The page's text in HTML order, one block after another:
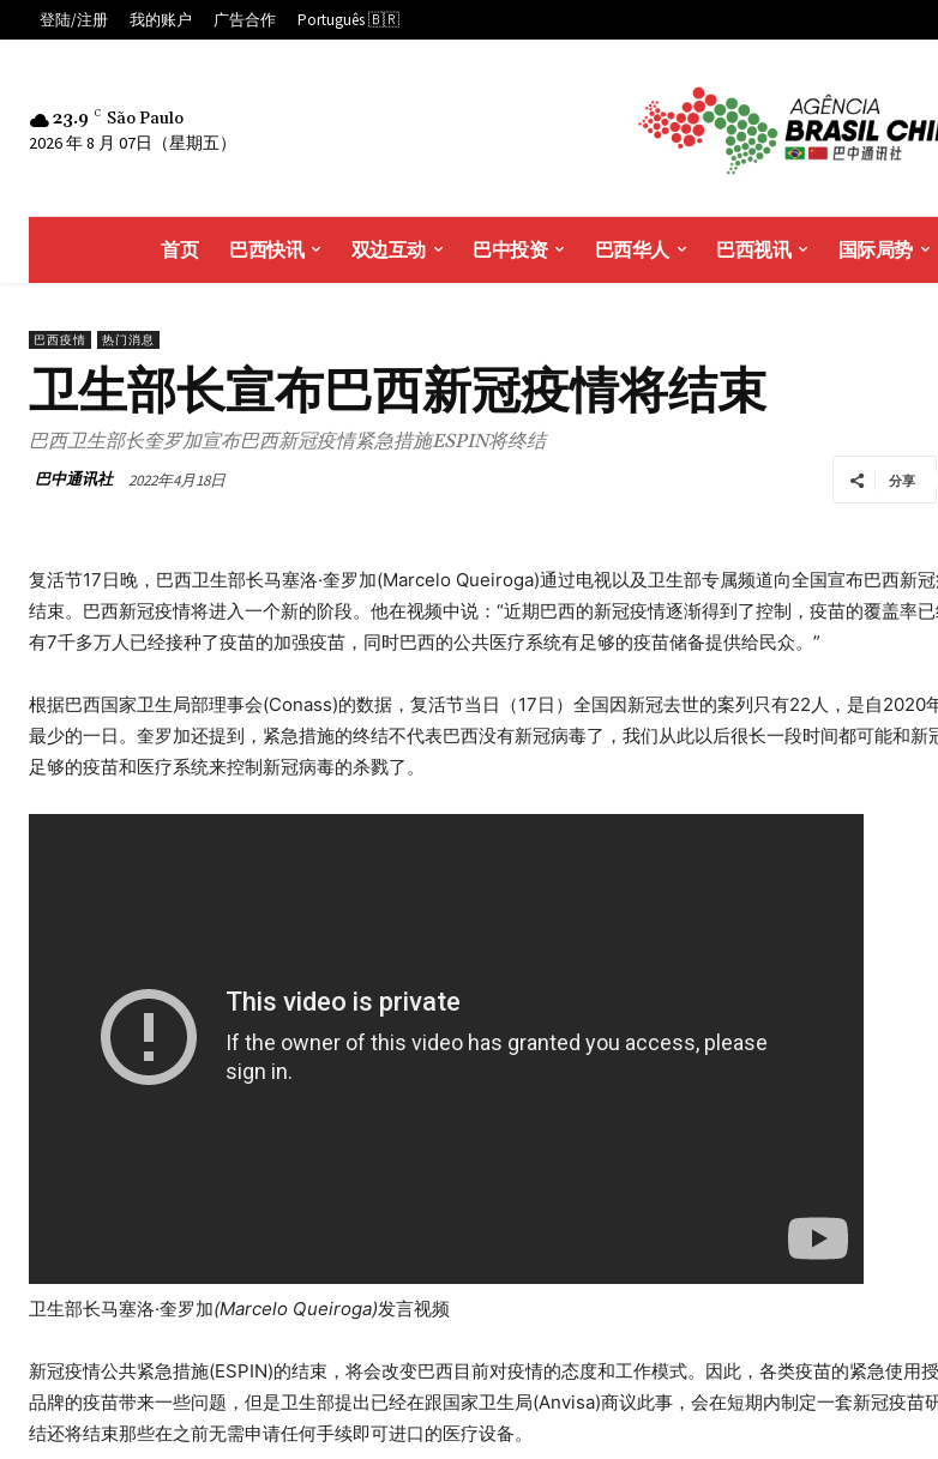
登陆/注册 我的账户 广告合作 Português 🇧🇷
23.9 C São Paulo
2026 年 8 月 07日（星期五）
首页 巴西快讯 双边互动 巴中投资 巴西华人 巴西视讯 国际局势
巴西疫情 热门消息
卫生部长宣布巴西新冠疫情将结束
巴西卫生部长奎罗加宣布巴西新冠疫情紧急措施ESPIN将终结
巴中通讯社 2022年4月18日 分享
复活节17日晚，巴西卫生部长马塞洛·奎罗加(Marcelo Queiroga)通过电视以及卫生部专属频道向全国宣布巴西新
结束。巴西新冠疫情将进入一个新的阶段。他在视频中说：“近期巴西的新冠疫情逐渐得到了控制，疫苗的覆盖率
有7千多万人已经接种了疫苗的加强疫苗，同时巴西的公共医疗系统有足够的疫苗储备提供给民众。”
根据巴西国家卫生局部理事会(Conass)的数据，复活节当日（17日）全国因新冠去世的案列只有22人，是自2020
最少的一日。奎罗加还提到，紧急措施的终结不代表巴西没有新冠病毒了，我们从此以后很长一段时间都可能和新
足够的疫苗和医疗系统来控制新冠病毒的杀戮了。
卫生部长马塞洛·奎罗加(Marcelo Queiroga)发言视频
新冠疫情公共紧急措施(ESPIN)的结束，将会改变巴西目前对疫情的态度和工作模式。因此，各类疫苗的紧急使用
品牌的疫苗带来一些问题，但是卫生部提出已经在跟国家卫生局(Anvisa)商议此事，会在短期内制定一套新冠疫苗
结还将结束那些在之前无需申请任何手续即可进口的医疗设备。